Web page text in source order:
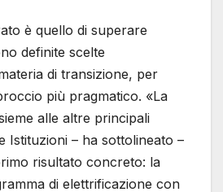
è quello di superare
definite scelte
di transizione, per
più pragmatico. «La
alle altre principali
Istituzioni – ha sottolineato –
risultato concreto: la
di elettrificazione con